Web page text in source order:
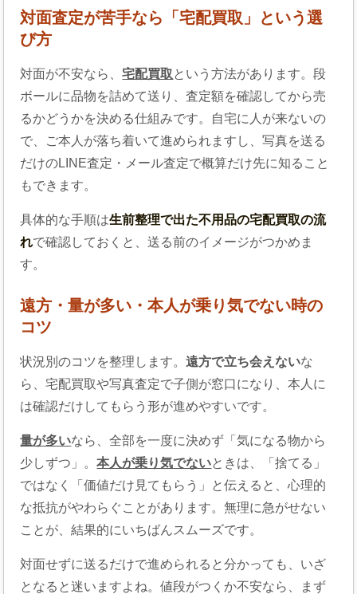
対面査定が苦手なら「宅配買取」という選
び方
対面が不安なら、宅配買取という方法があります。段
ボールに品物を詰めて送り、査定額を確認してから売
るかどうかを決める仕組みです。自宅に人が来ないの
で、ご本人が落ち着いて進められますし、写真を送る
だけのLINE査定・メール査定で概算だけ先に知ること
もできます。
具体的な手順は生前整理で出た不用品の宅配買取の流
れで確認しておくと、送る前のイメージがつかめま
す。
遠方・量が多い・本人が乗り気でない時の
コツ
状況別のコツを整理します。遠方で立ち会えないな
ら、宅配買取や写真査定で子側が窓口になり、本人に
は確認だけしてもらう形が進めやすいです。
量が多いなら、全部を一度に決めず「気になる物から
少しずつ」。本人が乗り気でないときは、「捨てる」
ではなく「価値だけ見てもらう」と伝えると、心理的
な抵抗がやわらぐことがあります。無理に急がせない
ことが、結果的にいちばんスムーズです。
対面せずに送るだけで進められると分かっても、いざ
となると迷いますよね。値段がつくか不安なら、まず